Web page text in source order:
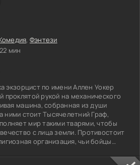
, Фэнтези
22 мин
экзорцист по имени Аллен Уокер
проклятой рукой на механического
машина, собранная из души
ними стоит Тысячелетний Граф,
мир такими тварями, чтобы
с лица земли. Противостоит
организация, чьи бойцы